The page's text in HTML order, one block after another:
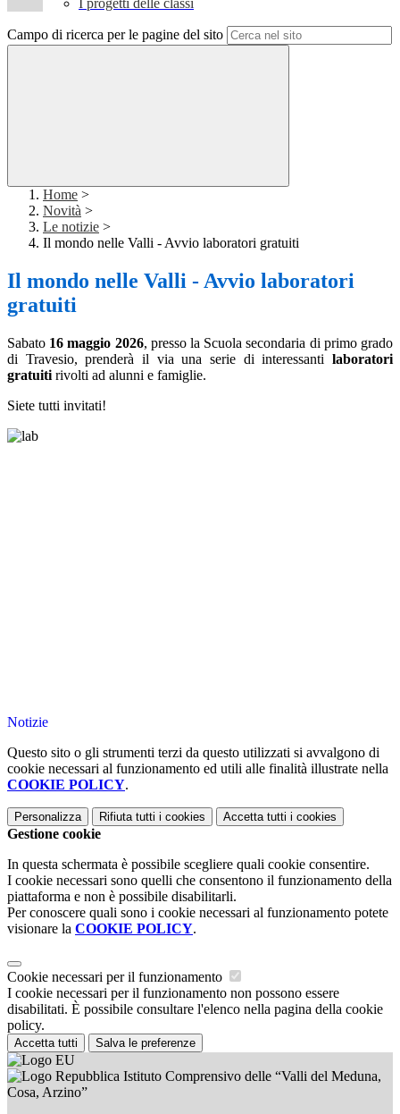
I progetti delle classi
Campo di ricerca per le pagine del sito
Home >
Novità >
Le notizie >
Il mondo nelle Valli - Avvio laboratori gratuiti
Il mondo nelle Valli - Avvio laboratori
gratuiti
Sabato 16 maggio 2026, presso la Scuola secondaria di primo grado
di Travesio, prenderà il via una serie di interessanti laboratori
gratuiti rivolti ad alunni e famiglie.
Siete tutti invitati!
Notizie
Questo sito o gli strumenti terzi da questo utilizzati si avvalgono di
cookie necessari al funzionamento ed utili alle finalità illustrate nella
COOKIE POLICY.
Personalizza Rifiuta tutti i cookies Accetta tutti i cookies
Gestione cookie
In questa schermata è possibile scegliere quali cookie consentire.
I cookie necessari sono quelli che consentono il funzionamento della
piattaforma e non è possibile disabilitarli.
Per conoscere quali sono i cookie necessari al funzionamento potete
visionare la COOKIE POLICY.
Cookie necessari per il funzionamento
I cookie necessari per il funzionamento non possono essere
disabilitati. È possibile consultare l'elenco nella pagina della cookie
policy.
Accetta tutti Salva le preferenze
Istituto Comprensivo delle “Valli del Meduna,
Cosa, Arzino”